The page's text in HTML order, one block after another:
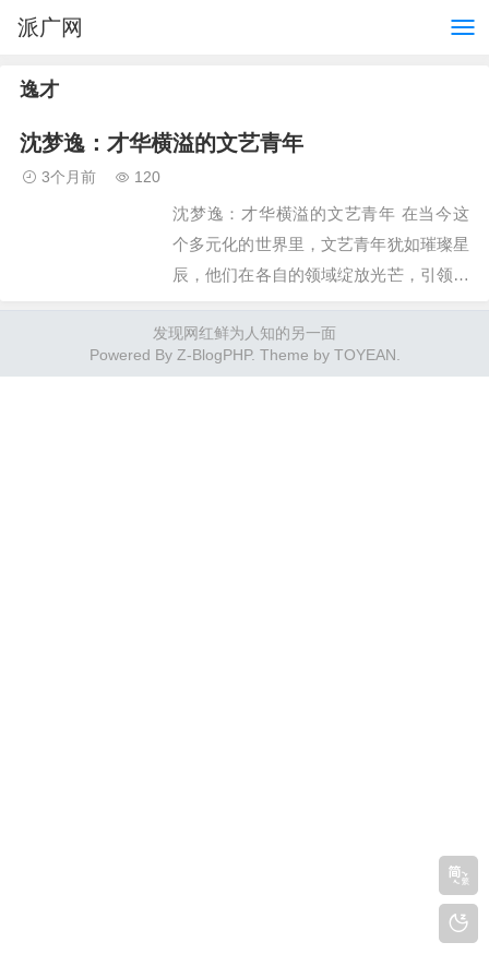
派广网
逸才
沈梦逸：才华横溢的文艺青年
3个月前 120
沈梦逸：才华横溢的文艺青年 在当今这
个多元化的世界里，文艺青年犹如璀璨星
辰，他们在各自的领域绽放光芒，引领着
表，她的才华不仅体现在音乐创作上，还
延伸到了舞蹈、绘画和…
发现网红鲜为人知的另一面
Powered By Z-BlogPHP. Theme by TOYEAN